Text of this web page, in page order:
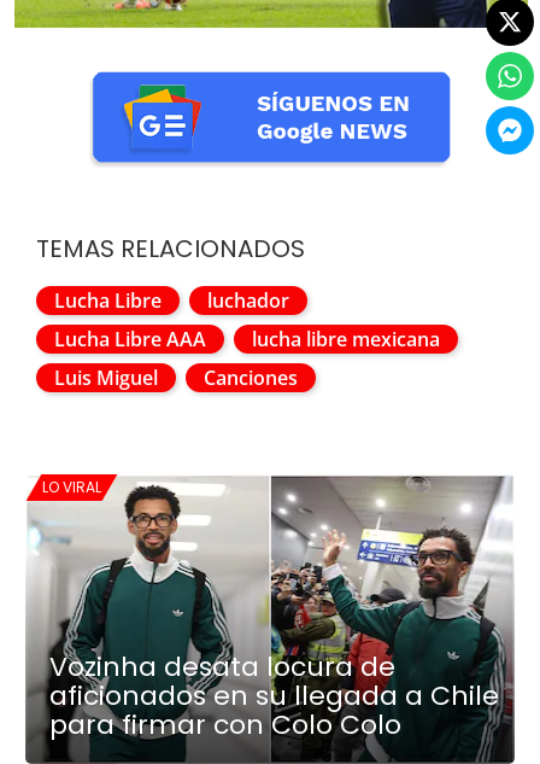
TEMAS RELACIONADOS
Lucha Libre
luchador
Lucha Libre AAA
lucha libre mexicana
Luis Miguel
Canciones
LO VIRAL
Vozinha desata locura de
aficionados en su llegada a Chile
para firmar con Colo Colo